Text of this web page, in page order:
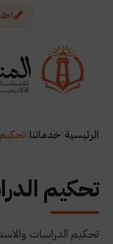
الرئيسية خدماتنا
تحكيم
تحكيم الدراسات